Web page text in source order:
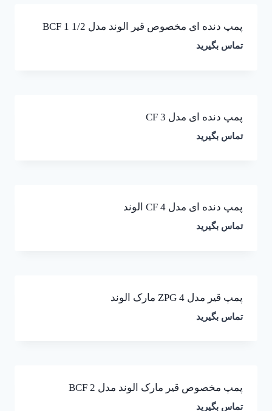
پمپ دنده ای مخصوص قیر الوند مدل BCF 1 1/2
تماس بگیرید
پمپ دنده ای مدل CF 3
تماس بگیرید
پمپ دنده ای مدل CF 4 الوند
تماس بگیرید
پمپ قیر مدل ZPG 4 مارک الوند
تماس بگیرید
پمپ مخصوص قیر مارک الوند مدل BCF 2
تماس بگیرید